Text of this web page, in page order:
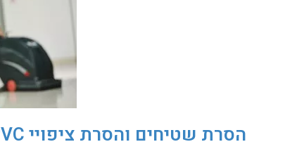
הסרת שטיחים והסרת ציפויי PVC…